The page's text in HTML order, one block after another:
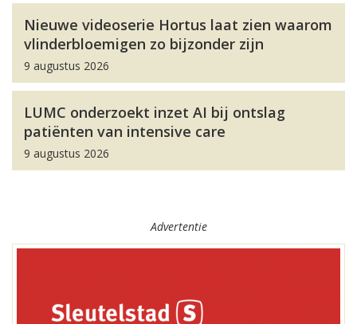
Nieuwe videoserie Hortus laat zien waarom
vlinderbloemigen zo bijzonder zijn
9 augustus 2026
LUMC onderzoekt inzet AI bij ontslag
patiënten van intensive care
9 augustus 2026
Advertentie